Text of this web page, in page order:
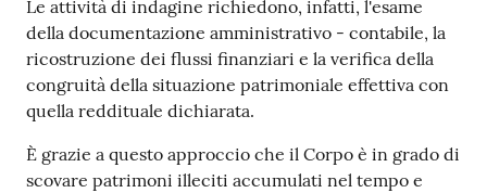
Le attività di indagine richiedono, infatti, l'esame
della documentazione amministrativo - contabile, la
ricostruzione dei flussi finanziari e la verifica della
congruità della situazione patrimoniale effettiva con
quella reddituale dichiarata.
È grazie a questo approccio che il Corpo è in grado di
scovare patrimoni illeciti accumulati nel tempo e